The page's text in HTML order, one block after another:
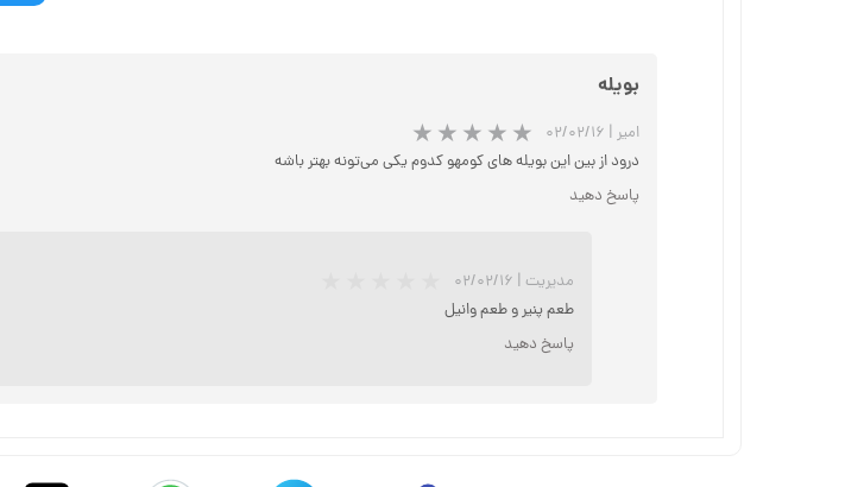
بویله
امیر | ۰۲/۰۲/۱۶
درود از بین این بویله های کومهو کدوم یکی می‌تونه بهتر باشه
پاسخ دهید
مدیریت | ۰۲/۰۲/۱۶
طعم پنیر و طعم وانیل
پاسخ دهید